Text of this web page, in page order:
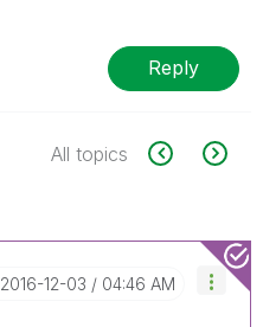
Reply
All topics
‎2016-12-03 04:46 AM